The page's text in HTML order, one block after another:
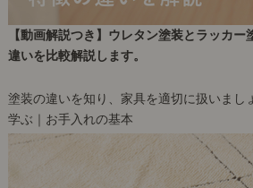
【動画解説つき】ウレタン塗装とラッカ
違いを比較解説します。
塗装の違いを知り、家具を適切に扱いまし
学ぶ｜お手入れの基本